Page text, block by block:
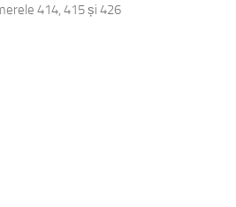
414, 415 și 426